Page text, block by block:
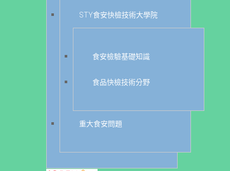
STY食安快檢技術大學院
食安檢驗基礎知識
食品快檢技術分野
重大食安問題